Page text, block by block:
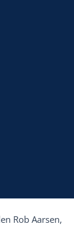
Rob Aarsen,